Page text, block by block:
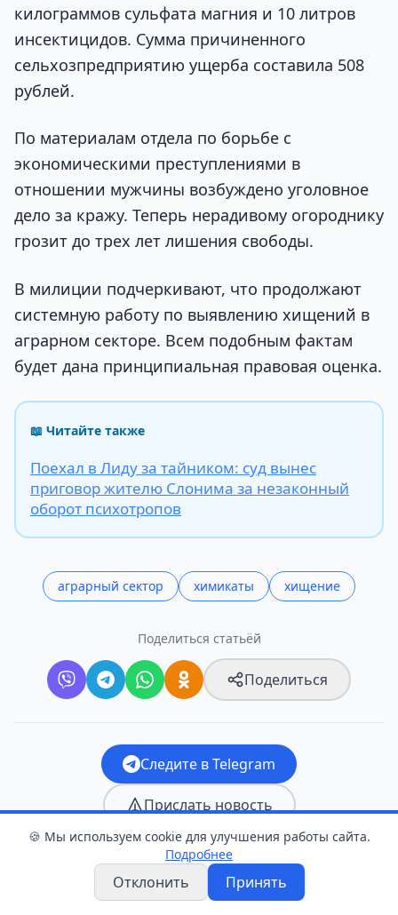
килограммов сульфата магния и 10 литров
инсектицидов. Сумма причиненного
сельхозпредприятию ущерба составила 508
рублей.
По материалам отдела по борьбе с
экономическими преступлениями в
отношении мужчины возбуждено уголовное
дело за кражу. Теперь нерадивому огороднику
грозит до трех лет лишения свободы.
В милиции подчеркивают, что продолжают
системную работу по выявлению хищений в
аграрном секторе. Всем подобным фактам
будет дана принципиальная правовая оценка.
📖 Читайте также
Поехал в Лиду за тайником: суд вынес
приговор жителю Слонима за незаконный
оборот психотропов
аграрный сектор химикаты хищение
Поделиться статьёй
Поделиться
Следите в Telegram
Прислать новость
Оцените статью
🍪 Мы используем cookie для улучшения работы сайта.
Подробнее
Отклонить Принять